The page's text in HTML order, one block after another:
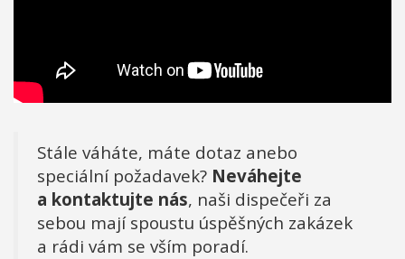
Stále váháte, máte dotaz anebo
speciální požadavek? Neváhejte
a kontaktujte nás, naši dispečeři za
sebou mají spoustu úspěšných zakázek
a rádi vám se vším poradí.